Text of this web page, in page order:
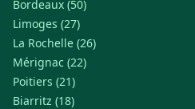
Bordeaux (50)
Limoges (27)
La Rochelle (26)
Mérignac (22)
Poitiers (21)
Biarritz (18)